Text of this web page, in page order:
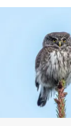
erklärt